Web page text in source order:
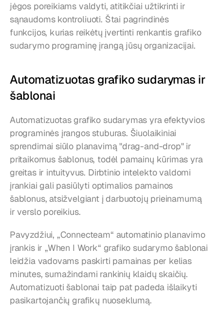
jėgos poreikiams valdyti, atitikčiai užtikrinti ir
sąnaudoms kontroliuoti. Štai pagrindinės
funkcijos, kurias reikėtų įvertinti renkantis grafiko
sudarymo programinę įrangą jūsų organizacijai.
Automatizuotas grafiko sudarymas ir
šablonai
Automatizuotas grafiko sudarymas yra efektyvios
programinės įrangos stuburas. Šiuolaikiniai
sprendimai siūlo planavimą "drag-and-drop" ir
pritaikomus šablonus, todėl pamainų kūrimas yra
greitas ir intuityvus. Dirbtinio intelekto valdomi
įrankiai gali pasiūlyti optimalios pamainos
šablonus, atsižvelgiant į darbuotojų prieinamumą
ir verslo poreikius.
Pavyzdžiui, „Connecteam“ automatinio planavimo
įrankis ir „When I Work“ grafiko sudarymo šablonai
leidžia vadovams paskirti pamainas per kelias
minutes, sumažindami rankinių klaidų skaičių.
Automatizuoti šablonai taip pat padeda išlaikyti
pasikartojančių grafikų nuoseklumą.